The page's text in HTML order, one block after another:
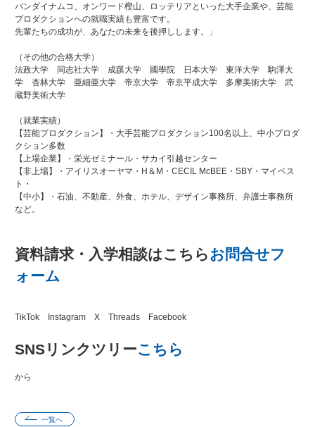
バンダイナムコ、オンワード樫山、ロッテリアといった大手企業や、芸能
プロダクションへの就職実績も豊富です。
先輩たちの成功が、あなたの未来を後押しします。」
（その他の合格大学）
法政大学 同志社大学 成蹊大学 國學院 日本大学 東洋大学 駒澤大
学 杏林大学 亜細亜大学 帝京大学 帝京平成大学 多摩美術大学 武
蔵野美術大学
（就業実績）
【芸能プロダクション】・大手芸能プロダクション100名以上、中小プロダ
クション多数
【上場企業】・栄光ゼミナール・サカイ引越センター
【非上場】・アイリスオーヤマ・H＆M・CECIL McBEE・SBY・マイベス
ト・
【中小】・石油、不動産、外食、ホテル、デザイン事務所、弁護士事務所
など。
資料請求・入学相談はこちらお問合せフ
ォーム
TikTok Instagram X Threads Facebook
SNSリンクツリーこちら
から
一覧へ